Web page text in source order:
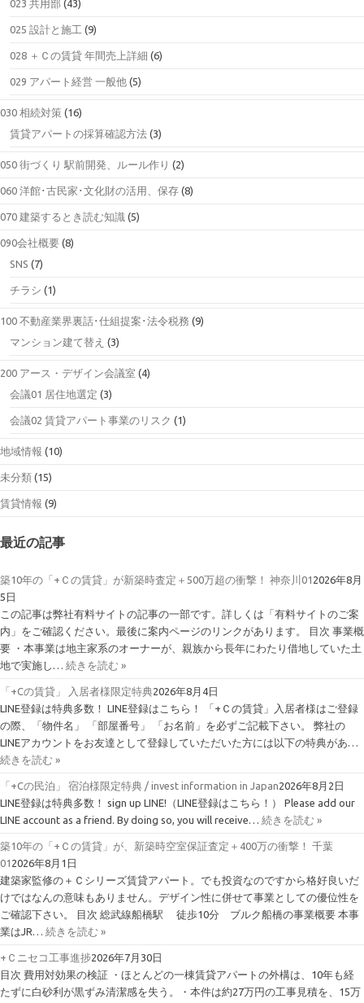
023 共用部 (43)
025 設計と施工 (9)
028 ＋Ｃの賃貸 年間売上詳細 (6)
029 アパート経営 一般他 (5)
030 相続対策 (16)
賃貸アパートの採算確認方法 (3)
050 街づくり 駅前開発、ルール作り (2)
060 洋館･古民家･文化財の活用、保存 (8)
070 建築するとき読む知識 (5)
090会社概要 (8)
SNS (7)
チラシ (1)
100 不動産業界裏話･仕組提案･法令税務 (9)
マンション建て替え (3)
200 アース・デザイン会議室 (4)
会議01 居住地選定 (3)
会議02 賃貸アパート事業のリスク (1)
地域情報 (10)
未分類 (15)
賃貸情報 (9)
最近の記事
築10年の「+Ｃの賃貸」が新築時査定＋500万超の衝撃！ 神奈川01 2026年8月
5日
この記事は弊社有料サイトの記事の一部です。詳しくは「有料サイトのご案
内」をご確認ください。最後に案内ページのリンクがあります。 目次 事業概
要 ・本事業は地主家系のオーナーが、親族から長年にわたり借地していた土
地で実施し… 続きを読む »
「+Cの賃貸」 入居者様限定特典2026年8月4日
LINE登録は特典多数！ LINE登録はこちら！ 「+Ｃの賃貸」入居者様はご登録
の際、「物件名」 「部屋番号」 「お名前」を必ずご記載下さい。 弊社の
LINEアカウントをお友達として登録していただいた方には以下の特典があ…
続きを読む »
「+Cの民泊」 宿泊様限定特典 / invest information in Japan2026年8月2日
LINE登録は特典多数！ sign up LINE!（LINE登録はこちら！） Please add our
LINE account as a friend. By doing so, you will receive… 続きを読む »
築10年の「+Ｃの賃貸」が、新築時空室保証査定＋400万の衝撃！ 千葉
01 2026年8月1日
建築家監修の＋Ｃシリーズ賃貸アパート。でも投資なのですから格好良いだ
けではなんの意味もありません。デザイン性に併せて事業としての優位性を
ご確認下さい。 目次 総武線船橋駅 徒歩10分 ブルク船橋の事業概要 本事
業はJR… 続きを読む »
+Ｃニセコ工事進捗2026年7月30日
目次 費用対効果の検証 ・ほとんどの一棟賃貸アパートの外構は、10年も経
たずに白砂利が黒ずみ清潔感を失う。・本件は約27万円の工事見積を、15万